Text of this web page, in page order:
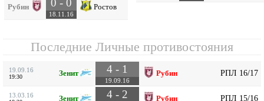
Рубин 0 - 0
18.11.16
Ростов
Последние Личные противостояния
19.09.16
19:30 Зенит 4 - 1
19.09.16
Рубин РПЛ 16/17
13.03.16 Зенит 4 - 2 Рубин РПЛ 15/16